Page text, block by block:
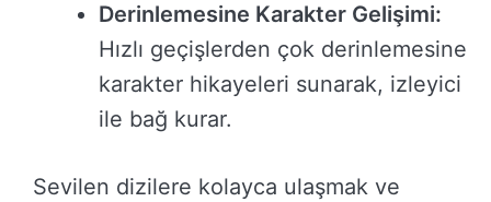
Derinlemesine Karakter Gelişimi:
Hızlı geçişlerden çok derinlemesine
karakter hikayeleri sunarak, izleyici
ile bağ kurar.
Sevilen dizilere kolayca ulaşmak ve